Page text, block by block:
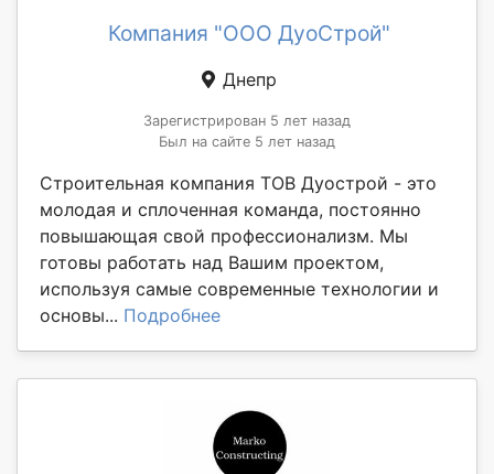
Компания "ООО ДуоСтрой"
Днепр
Зарегистрирован 5 лет назад
Был на сайте 5 лет назад
Строительная компания ТОВ Дуострой - это
молодая и сплоченная команда, постоянно
повышающая свой профессионализм. Мы
готовы работать над Вашим проектом,
используя самые современные технологии и
основы... Подробнее